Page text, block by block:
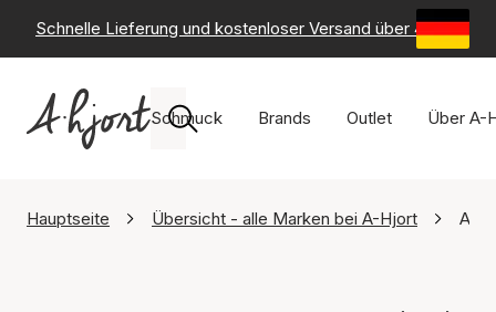
Schnelle Lieferung und kostenloser Versand über 49 € -
Schmuck Brands Outlet Über A-
Hauptseite Übersicht - alle Marken bei A-Hjort Ayo